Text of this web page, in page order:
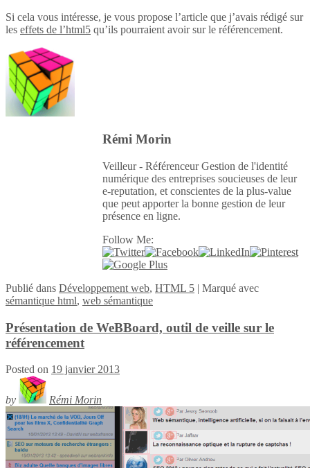
Si cela vous intéresse, je vous propose l’article que j’avais rédigé sur
les effets de l’html5 qu’ils pourraient avoir sur le référencement.
Rémi Morin
Veilleur - Référenceur Gestion de l'identité
numérique des entreprises soucieuses de leur
e-reputation, et conscientes de la plus-value
que peut apporter la bonne gestion de leur
présence en ligne.
Follow Me:
Publié dans Développement web, HTML 5 | Marqué avec
sémantique html, web sémantique
Présentation de WeBBoard, outil de veille sur le
référencement
Posted on 19 janvier 2013
by Rémi Morin